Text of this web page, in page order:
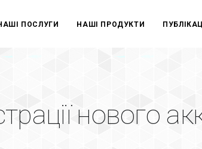
ПОСЛУГИ НАШІ ПРОДУКТИ
нового